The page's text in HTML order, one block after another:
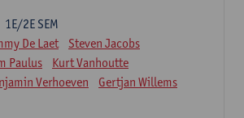
1E/2E SEM
De Laet
Steven Jacobs
Paulus
Kurt Vanhoutte
Verhoeven
Gertjan Willems